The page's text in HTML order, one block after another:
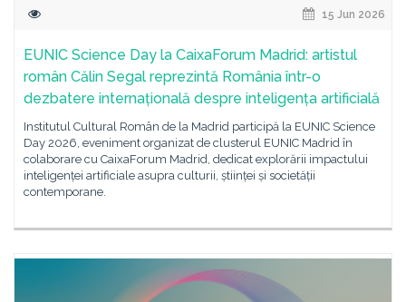
15 Jun 2026
EUNIC Science Day la CaixaForum Madrid: artistul
român Călin Segal reprezintă România într-o
dezbatere internațională despre inteligența artificială
Institutul Cultural Român de la Madrid participă la EUNIC Science
Day 2026, eveniment organizat de clusterul EUNIC Madrid în
colaborare cu CaixaForum Madrid, dedicat explorării impactului
inteligenței artificiale asupra culturii, științei și societății
contemporane.